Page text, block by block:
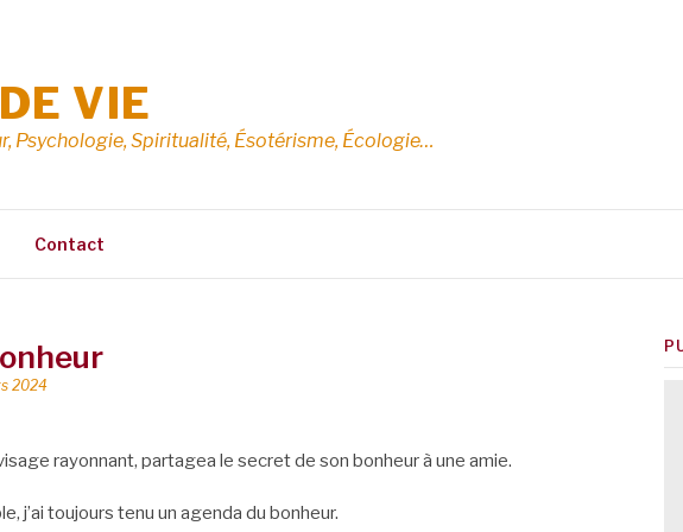
VIE
Psychologie, Spiritualité, Ésotérisme, Écologie…
Contact
2024
rayonnant, partagea le secret de son bonheur à une amie.
j’ai toujours tenu un agenda du bonheur.